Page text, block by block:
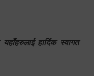
हार्दिक स्वागत